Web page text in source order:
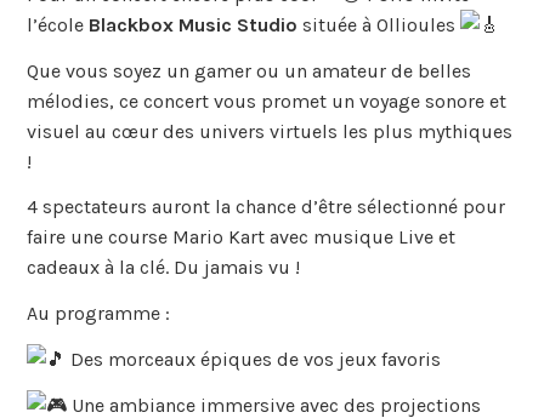
l’école Blackbox Music Studio située à Ollioules
Que vous soyez un gamer ou un amateur de belles
mélodies, ce concert vous promet un voyage sonore et
visuel au cœur des univers virtuels les plus mythiques
!
4 spectateurs auront la chance d’être sélectionné pour
faire une course Mario Kart avec musique Live et
cadeaux à la clé. Du jamais vu !
Au programme :
Des morceaux épiques de vos jeux favoris
Une ambiance immersive avec des projections